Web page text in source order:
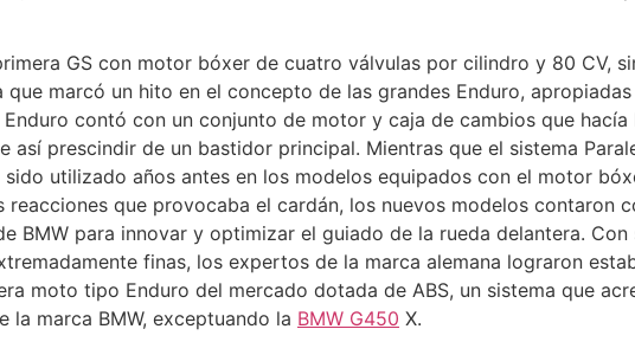
GS con motor bóxer de cuatro válvulas por cilindro y 80 CV,
marcó un hito en el concepto de las grandes Enduro,
contó con un conjunto de motor y caja de cambios que hacía
así prescindir de un bastidor principal. Mientras que el sistema
utilizado años antes en los modelos equipados con el motor
que provocaba el cardán, los nuevos modelos contaron
BMW para innovar y optimizar el guiado de la rueda delantera.
finas, los expertos de la marca alemana lograron
moto tipo Enduro del mercado dotada de ABS, un sistema que
la marca BMW, exceptuando la BMW G450 X.